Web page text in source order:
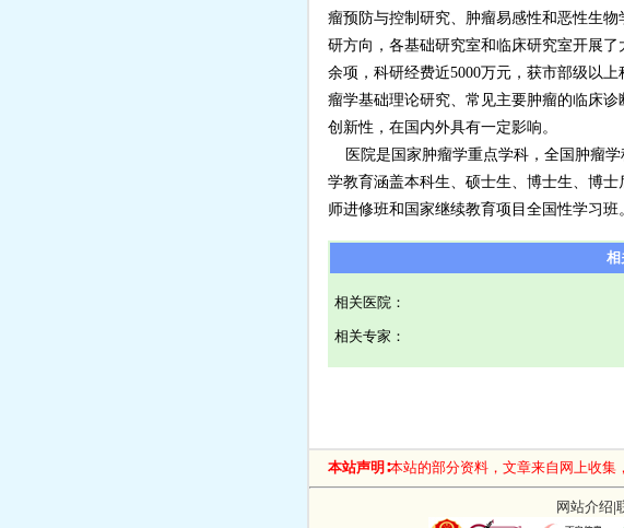
瘤预防与控制研究、肿瘤易感性和恶性生
研方向，各基础研究室和临床研究室开展
余项，科研经费近5000万元，获市部级以
瘤学基础理论研究、常见主要肿瘤的临床
创新性，在国内外具有一定影响。
医院是国家肿瘤学重点学科，全国肿瘤
学教育涵盖本科生、硕士生、博士生、博
师进修班和国家继续教育项目全国性学习班。
相
相关医院：
相关专家：
本站声明∶本站的部分资料，文章来自网上收集
网站介绍|